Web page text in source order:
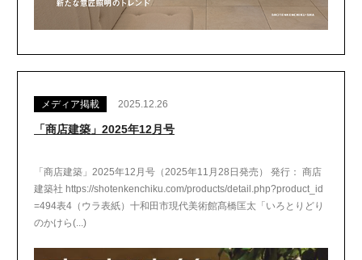
メディア掲載 2025.12.26
「商店建築」2025年12月号
「商店建築」2025年12月号（2025年11月28日発売） 発行： 商店
建築社 https://shotenkenchiku.com/products/detail.php?product_id
=494表4（ウラ表紙）十和田市現代美術館髙橋匡太「いろとりどり
のかけら(...)